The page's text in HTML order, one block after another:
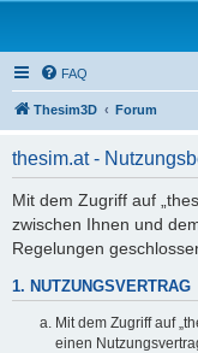
FAQ
Thesim3D Forum
thesim.at -
Mit dem Zugriff auf
zwischen Ihnen und
Regelungen
1. NUTZUNGSVERTRAG
Mit dem Zugriff auf
einen